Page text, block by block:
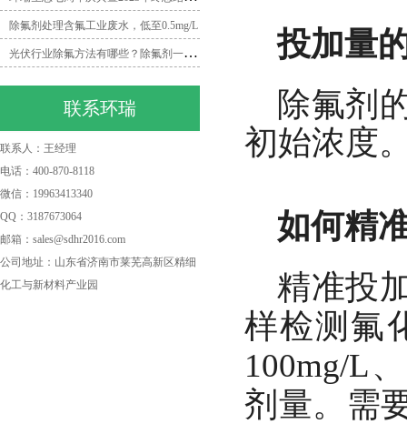
除氟剂处理含氟工业废水，低至0.5mg/L
光
伏行业除氟方法有哪些？除氟剂一招帮你搞定！
联系环瑞
联系人：王经理
电话：400-870-8118
微信：19963413340
QQ：3187673064
邮箱：sales@sdhr2016.com
公司地址：山东省济南市莱芜高新区精细
化工与新材料产业园
投加量
除氟剂
初始浓度
如何精
精准投
样检测氟
100mg/L
剂量。需